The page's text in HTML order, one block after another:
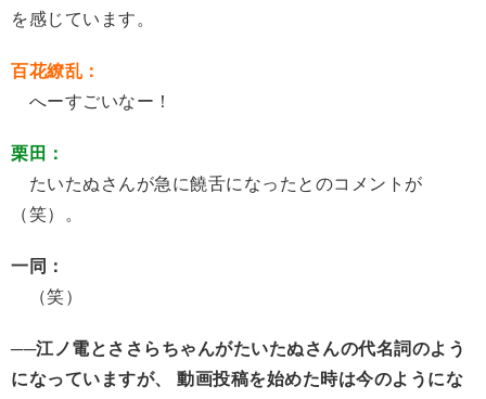
を感じています。
百花繚乱：
へーすごいなー！
栗田：
たいたぬさんが急に饒舌になったとのコメントが
（笑）。
一同：
（笑）
──江ノ電とささらちゃんがたいたぬさんの代名詞のよう
になっていますが、 動画投稿を始めた時は今のようにな